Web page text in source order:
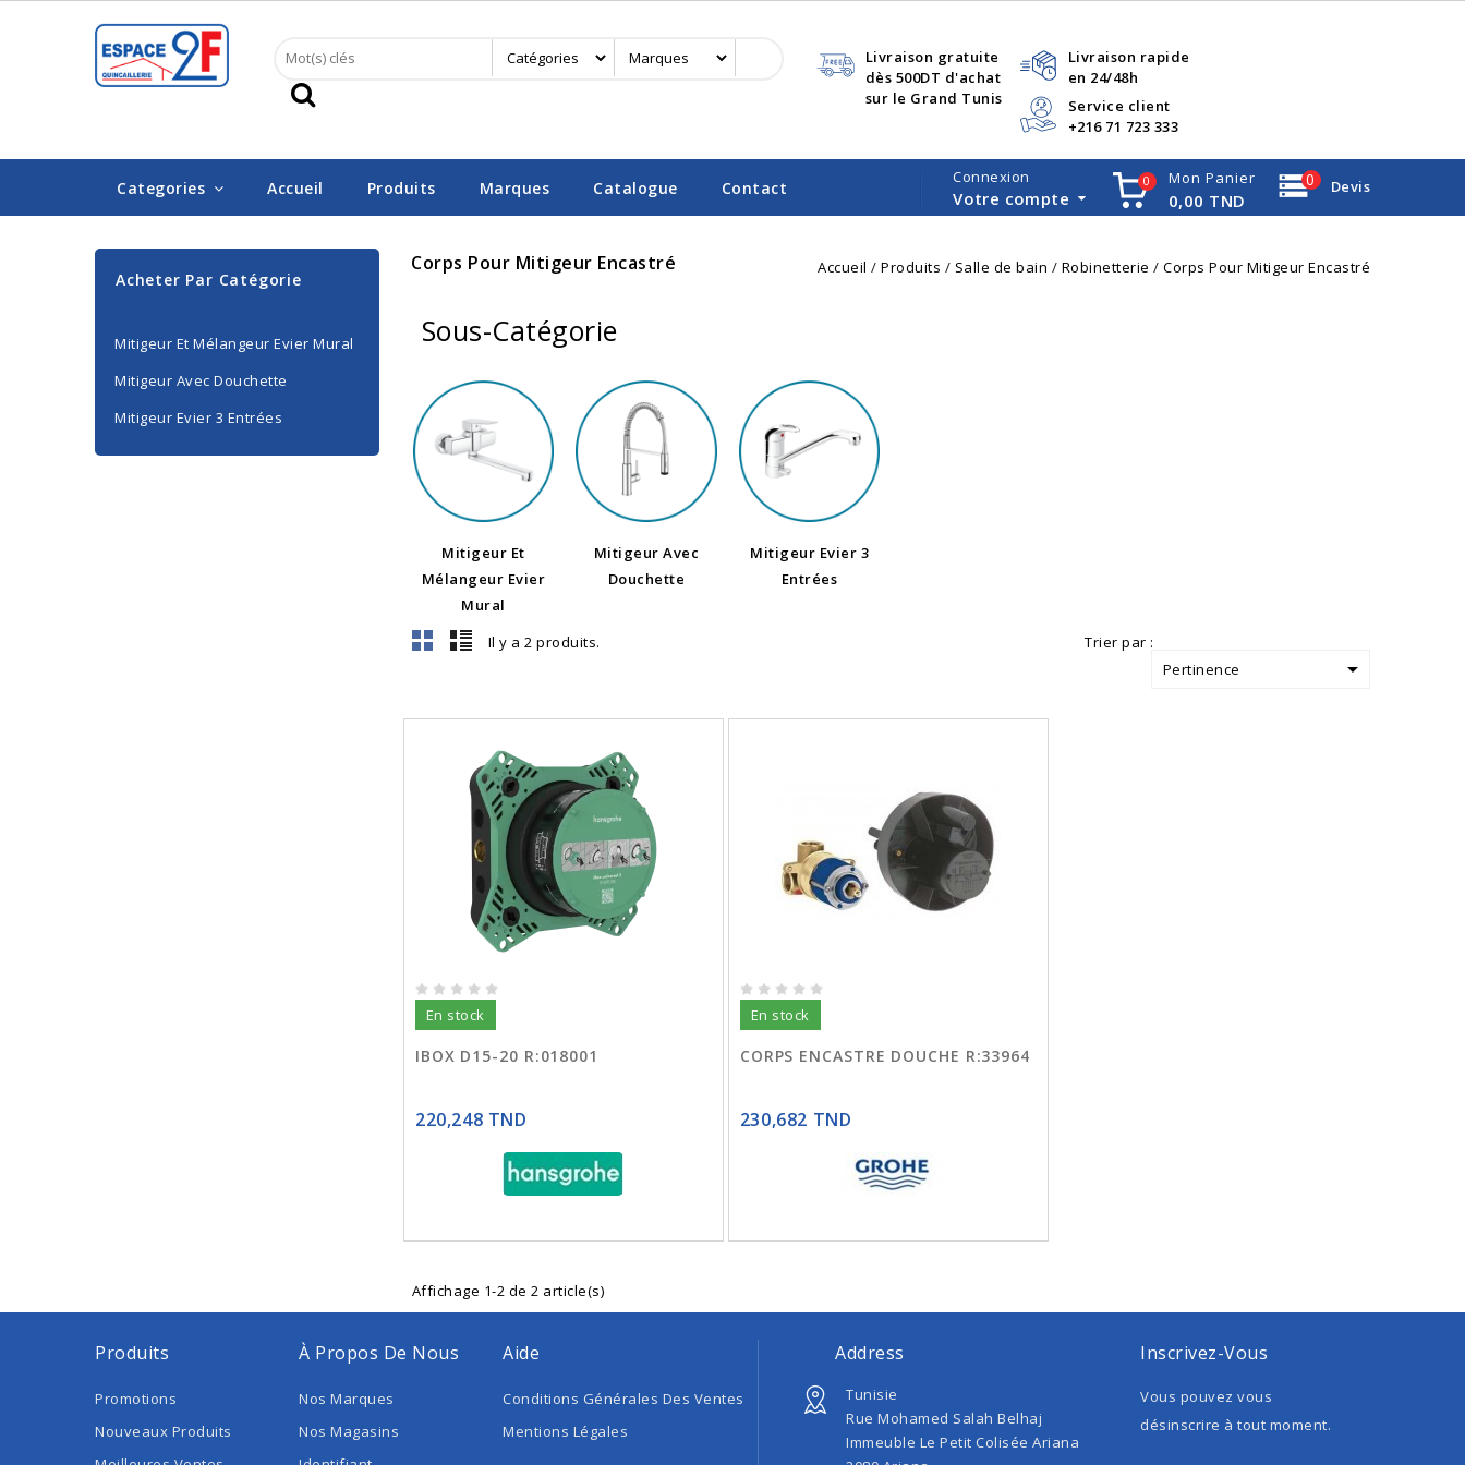
Livraison gratuite
dès 500DT d'achat
sur le Grand Tunis
Livraison rapide
en 24/48h
Service client
+216 71 723 333
Categories Accueil Produits Marques Catalogue Contact Devis
0
0 Mon Panier
0,00 TND
Connexion
Votre compte
Acheter Par Catégorie
Mitigeur Et Mélangeur Evier Mural
Mitigeur Avec Douchette
Mitigeur Evier 3 Entrées
Corps Pour Mitigeur Encastré Accueil Produits Salle de bain Robinetterie Corps Pour Mitigeur Encastré
Sous-Catégorie
Mitigeur Et
Mélangeur Evier
Mural
Mitigeur Avec
Douchette
Mitigeur Evier 3
Entrées
Il y a 2 produits.
Trier par :
Pertinence

En stock
IBOX D15-20 R:018001
220,248 TND
En stock
CORPS ENCASTRE DOUCHE R:33964
230,682 TND
Affichage 1-2 de 2 article(s)
Produits
Promotions
Nouveaux Produits
À Propos De Nous
Nos Marques
Nos Magasins
Aide
Conditions Générales Des Ventes
Mentions Légales
Address
Tunisie
Rue Mohamed Salah Belhaj
Immeuble Le Petit Colisée Ariana
Inscrivez-Vous
Vous pouvez vous
désinscrire à tout moment.